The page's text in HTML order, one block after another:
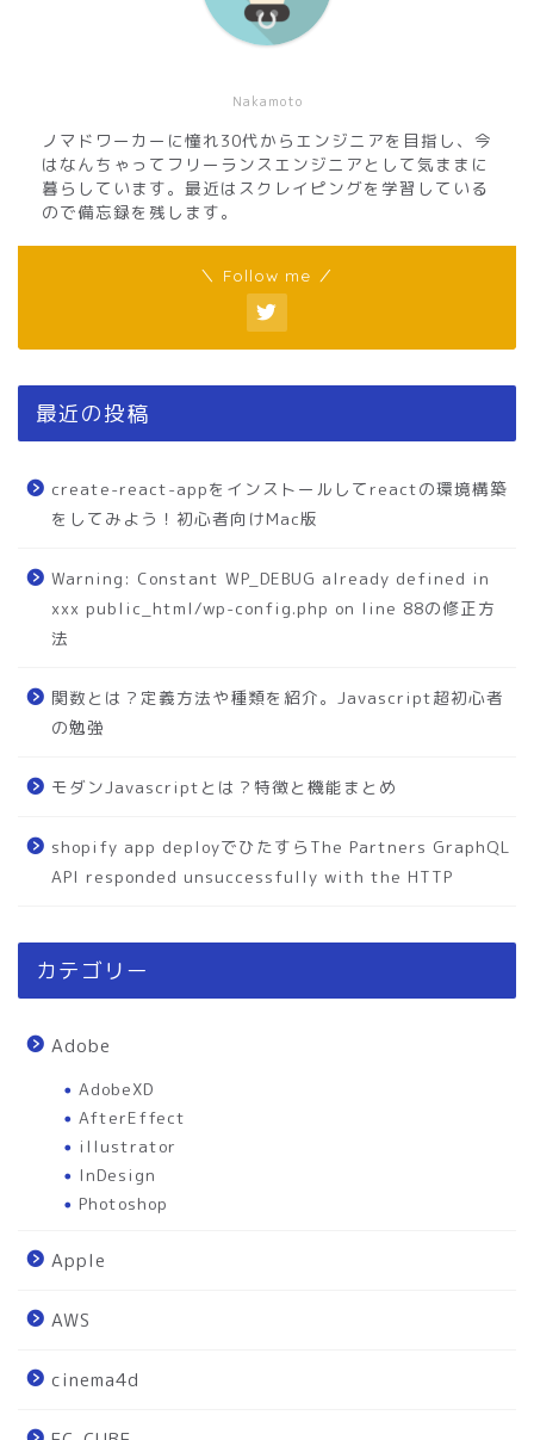
Nakamoto
ノマドワーカーに憧れ30代からエンジニアを目指し、今
はなんちゃってフリーランスエンジニアとして気ままに
暮らしています。最近はスクレイピングを学習している
ので備忘録を残します。
＼ Follow me ／
最近の投稿
create-react-appをインストールしてreactの環境構築
をしてみよう！初心者向けMac版
Warning: Constant WP_DEBUG already defined in
xxx public_html/wp-config.php on line 88の修正方
法
関数とは？定義方法や種類を紹介。Javascript超初心者
の勉強
モダンJavascriptとは？特徴と機能まとめ
shopify app deployでひたすらThe Partners GraphQL
API responded unsuccessfully with the HTTP
カテゴリー
Adobe
AdobeXD
AfterEffect
illustrator
InDesign
Photoshop
Apple
AWS
cinema4d